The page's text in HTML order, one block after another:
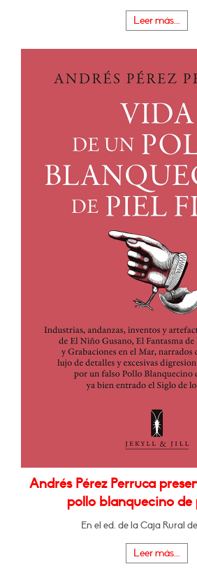
Leer más...
Andrés Pérez Perruca
pollo blanquecino de
En el ed. de la Caja Rural
Leer más...